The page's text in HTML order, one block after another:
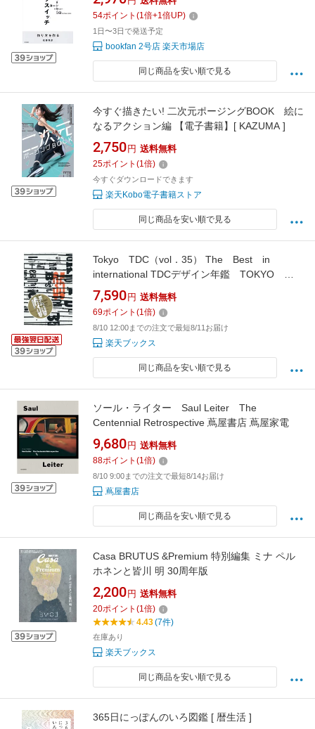
54ポイント (1倍+1倍UP)
1日〜3日で発送予定
bookfan 2号店 楽天市場店
同じ商品を安い順で見る
今すぐ描きたい! 二次元ポージングBOOK 絵に
なるアクション編 【電子書籍】[ KAZUMA ]
2,750 円 送料無料
25ポイント (1倍)
今すぐダウンロードできます
楽天Kobo電子書籍ストア
同じ商品を安い順で見る
Tokyo TDC（vol．35） The Best in
international TDCデザイン年鑑 TOKYO
TDC ANNUAL AWA [ 東京タイプディレクタ
ーズクラブ ]
7,590 円 送料無料
69ポイント (1倍)
8/10 12:00までの注文で最短8/11お届け
楽天ブックス
同じ商品を安い順で見る
ソール・ライター Saul Leiter The
Centennial Retrospective 蔦屋書店 蔦屋家電
9,680 円 送料無料
88ポイント (1倍)
8/10 9:00までの注文で最短8/14お届け
蔦屋書店
同じ商品を安い順で見る
Casa BRUTUS &Premium 特別編集 ミナ ペル
ホネンと皆川 明 30周年版
2,200 円 送料無料
20ポイント (1倍)
4.43(7件)
在庫あり
楽天ブックス
同じ商品を安い順で見る
365日にっぽんのいろ図鑑 [ 暦生活 ]